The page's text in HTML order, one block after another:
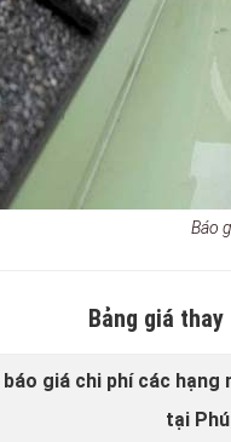
Báo
Bảng giá
báo giá chi phí các
tại